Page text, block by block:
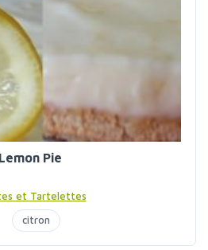
Lemon Pie
et Tartelettes
citron